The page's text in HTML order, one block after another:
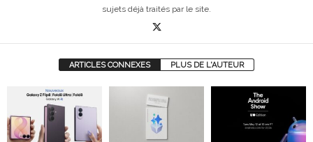
sujets déjà traités par le site.
ARTICLES CONNEXES PLUS DE L'AUTEUR